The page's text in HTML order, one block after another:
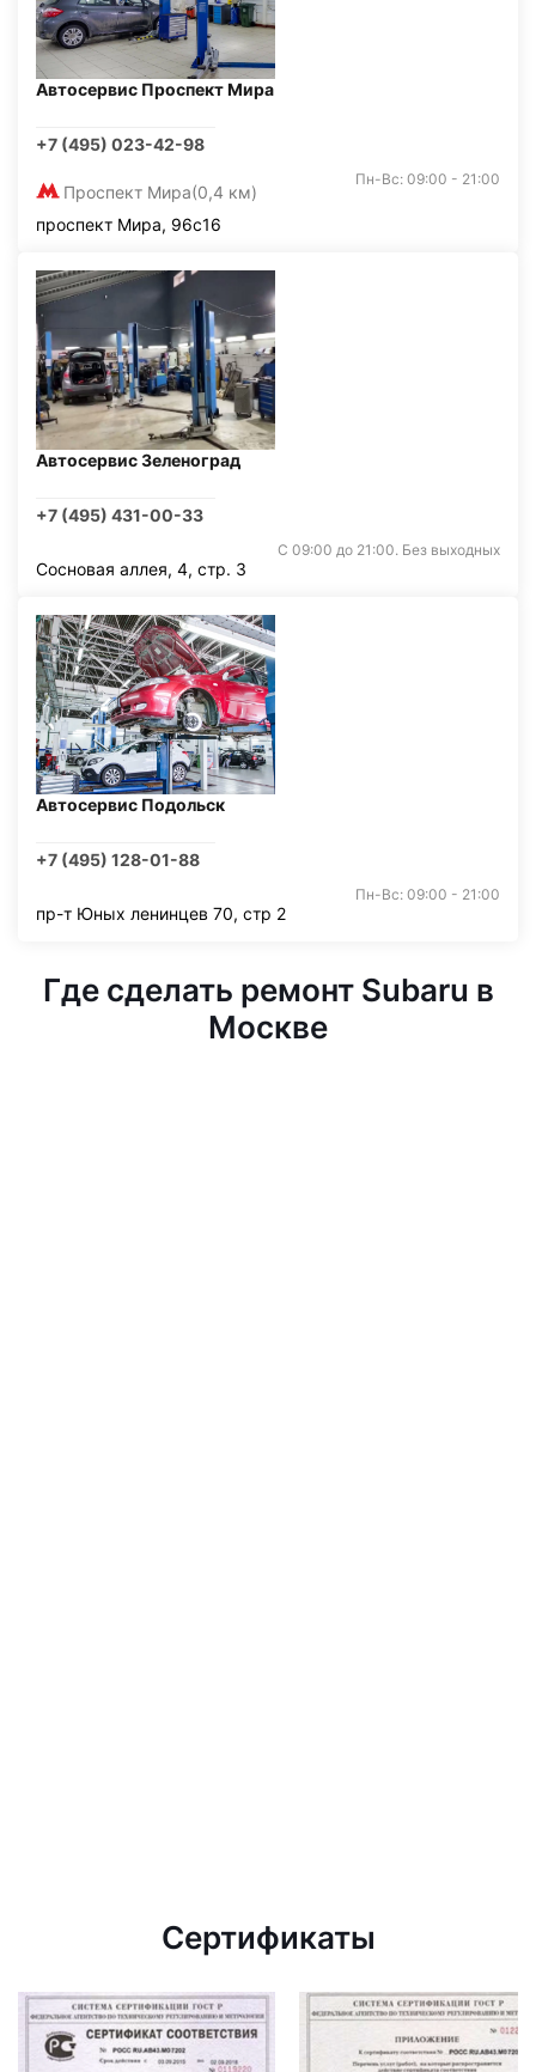
Автосервис Проспект Мира
+7 (495) 023-42-98
Проспект Мира(0,4 км)
Пн-Вс: 09:00 - 21:00
проспект Мира, 96с16
Автосервис Зеленоград
+7 (495) 431-00-33
С 09:00 до 21:00. Без выходных
Сосновая аллея, 4, стр. 3
Автосервис Подольск
+7 (495) 128-01-88
Пн-Вс: 09:00 - 21:00
пр-т Юных ленинцев 70, стр 2
Где сделать ремонт Subaru в
Москве
Сертификаты